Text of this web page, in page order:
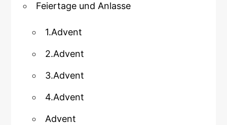
Feiertage und Anlasse
1.Advent
2.Advent
3.Advent
4.Advent
Advent